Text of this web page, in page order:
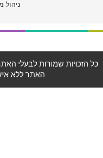
ניהול
האתר ללא